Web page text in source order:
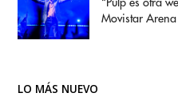
“Pulp es otra
Movistar Arena
LO MÁS NUEVO